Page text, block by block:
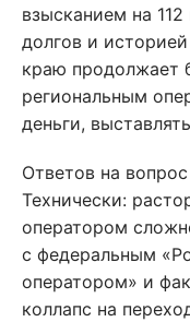
взысканием на
долгов и
краю продолжает
региональным
деньги,
Ответов на
Технически:
оператором
с федеральным
оператором» и
коллапс на